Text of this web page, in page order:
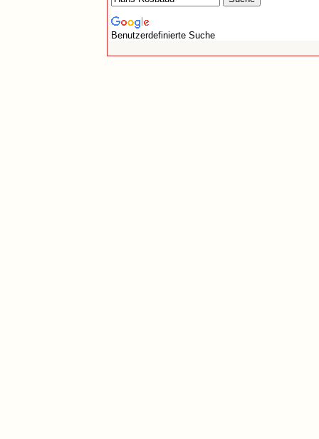
Benutzerdefinierte Suche